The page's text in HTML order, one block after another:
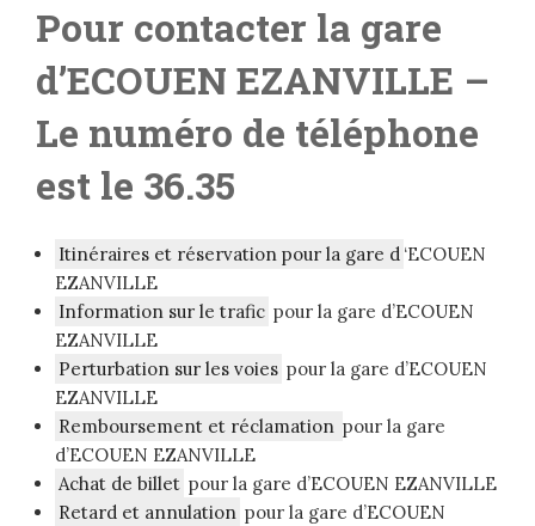
Pour contacter la gare
d’ECOUEN EZANVILLE –
Le numéro de téléphone
est le 36.35
Itinéraires et réservation pour la gare d ‘ECOUEN
EZANVILLE
Information sur le trafic pour la gare d’ECOUEN
EZANVILLE
Perturbation sur les voies pour la gare d’ECOUEN
EZANVILLE
Remboursement et réclamation pour la gare
d’ECOUEN EZANVILLE
Achat de billet pour la gare d’ECOUEN EZANVILLE
Retard et annulation pour la gare d’ECOUEN